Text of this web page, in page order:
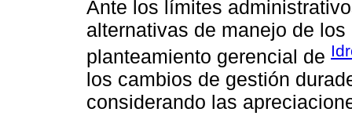
Ante los límites
alternativas de manejo de
planteamiento gerencial de
los cambios de gestión
considerando las